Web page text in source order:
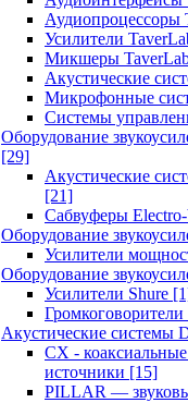
Аудиопроцессоры
Усилители
Микшеры
Акустические
Микрофонные
Системы
Оборудование
[29]
Акустические
[21]
Сабвуферы
Оборудование
Усилители
Оборудование
Усилители Shure
Громкоговорители
Акустические системы
CX -
источники [15]
PILLAR —